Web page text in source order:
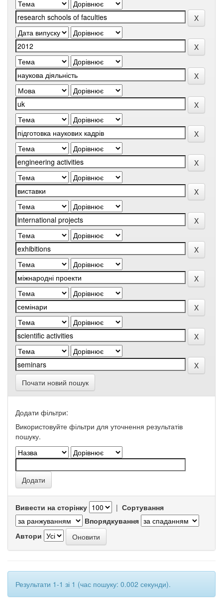
Почати новий пошук
Додати фільтри:
Використовуйте фільтри для уточнення результатів
пошуку.
Вивести на сторінку | Сортування
Впорядкування
Автори
Результати 1-1 зі 1 (час пошуку: 0.002 секунди).